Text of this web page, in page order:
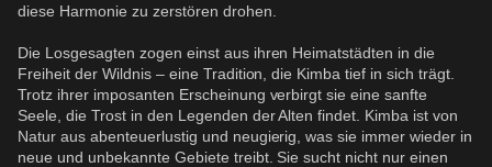
diese Harmonie zu zerstören drohen.
Die Losgesagten zogen einst aus ihren Heimatstädten in die
Freiheit der Wildnis – eine Tradition, die Kimba tief in sich trägt.
Trotz ihrer imposanten Erscheinung verbirgt sie eine sanfte
Seele, die Trost in den Legenden der Alten findet. Kimba ist von
Natur aus abenteuerlustig und neugierig, was sie immer wieder in
neue und unbekannte Gebiete treibt. Sie sucht nicht nur einen